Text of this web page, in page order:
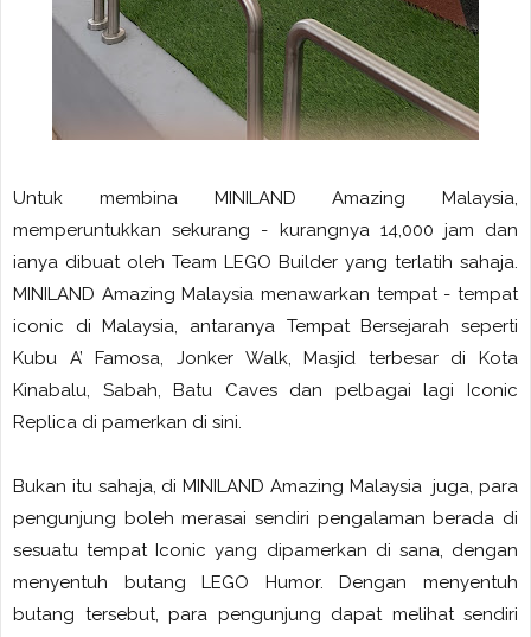
Untuk membina MINILAND Amazing Malaysia,
memperuntukkan sekurang - kurangnya 14,000 jam dan
ianya dibuat oleh Team LEGO Builder yang terlatih sahaja.
MINILAND Amazing Malaysia menawarkan tempat - tempat
iconic di Malaysia, antaranya Tempat Bersejarah seperti
Kubu A’ Famosa, Jonker Walk, Masjid terbesar di Kota
Kinabalu, Sabah, Batu Caves dan pelbagai lagi Iconic
Replica di pamerkan di sini.
Bukan itu sahaja, di MINILAND Amazing Malaysia juga, para
pengunjung boleh merasai sendiri pengalaman berada di
sesuatu tempat Iconic yang dipamerkan di sana, dengan
menyentuh butang LEGO Humor. Dengan menyentuh
butang tersebut, para pengunjung dapat melihat sendiri